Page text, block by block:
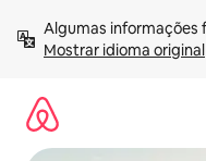
para
Mostrar idioma original